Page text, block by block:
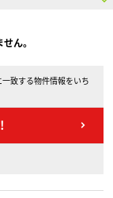
ん。
致する物件情報をいち